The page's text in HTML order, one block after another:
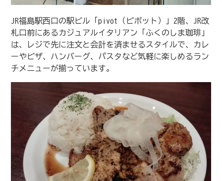
JR福島駅西口の駅ビル「pivot（ピボット）」2階、JR改
札口前にあるカジュアルイタリアン「ふくのしま珈琲」
は、レジで先に注文と会計を済ませるスタイルで、カレ
ーやピザ、ハンバーグ、パスタなど気軽に楽しめるラン
チメニューが揃っています。